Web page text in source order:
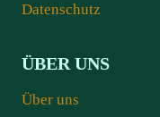
Datenschutz
ÜBER UNS
Über uns